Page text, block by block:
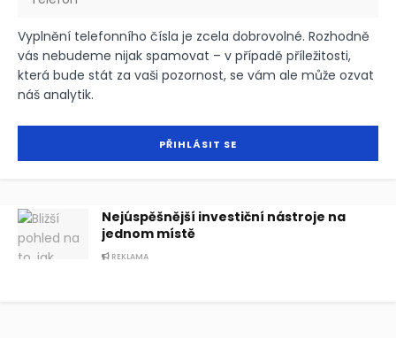
Vyplnění telefonního čísla je zcela dobrovolné. Rozhodně
vás nebudeme nijak spamovat – v případě příležitosti,
která bude stát za vaši pozornost, se vám ale může ozvat
náš analytik.
Nejúspěšnější investiční nástroje na
jednom místě
REKLAMA